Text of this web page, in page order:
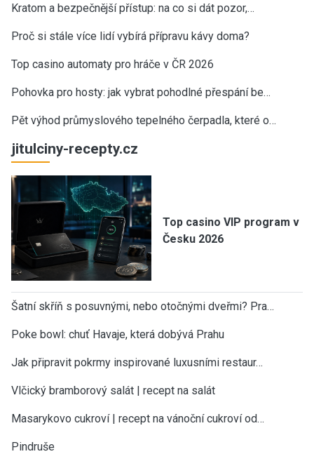
Kratom a bezpečnější přístup: na co si dát pozor,…
Proč si stále více lidí vybírá přípravu kávy doma?
Top casino automaty pro hráče v ČR 2026
Pohovka pro hosty: jak vybrat pohodlné přespání be…
Pět výhod průmyslového tepelného čerpadla, které o…
jitulciny-recepty.cz
Top casino VIP program v
Česku 2026
Šatní skříň s posuvnými, nebo otočnými dveřmi? Pra…
Poke bowl: chuť Havaje, která dobývá Prahu
Jak připravit pokrmy inspirované luxusními restaur…
Vlčický bramborový salát | recept na salát
Masarykovo cukroví | recept na vánoční cukroví od…
Pindruše